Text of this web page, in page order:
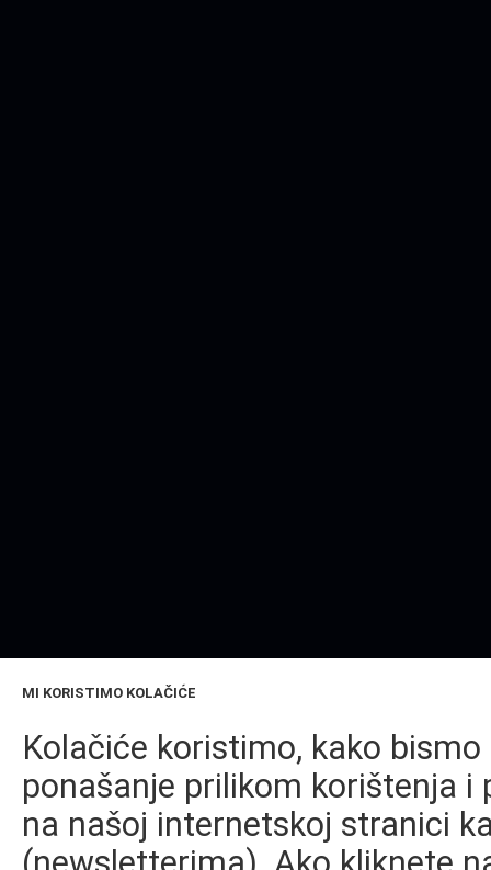
MI KORISTIMO KOLAČIĆE
Kolačiće koristimo, kako
ponašanje prilikom korištenja
na našoj internetskoj stranici